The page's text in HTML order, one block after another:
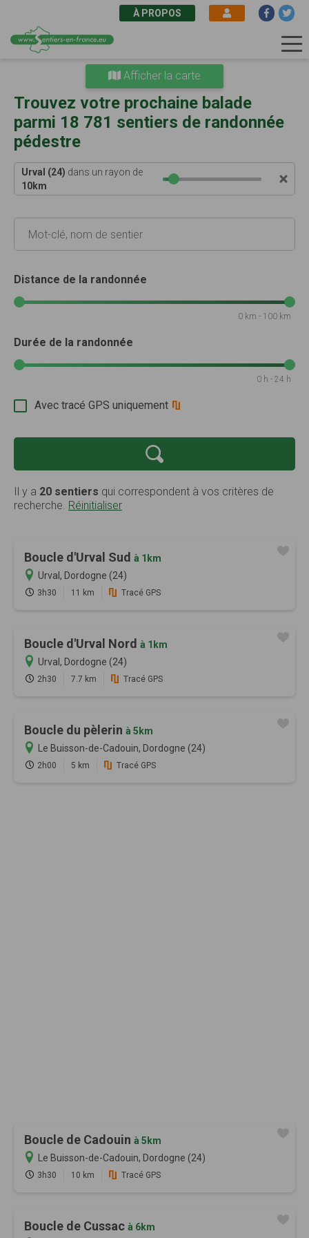
principal
À PROPOS
Trouvez votre prochaine balade
parmi 18 781 sentiers de randonnée
pédestre
Urval (24) dans un rayon de
10km
Distance de la randonnée
0 km - 100 km
Durée de la randonnée
0 h - 24 h
Avec tracé GPS uniquement
Il y a 20 sentiers qui correspondent à vos critères de
recherche. Réinitialiser
Boucle d'Urval Sud à 1km
Urval, Dordogne (24)
3h30 11 km Tracé GPS
Boucle d'Urval Nord à 1km
Urval, Dordogne (24)
2h30 7.7 km Tracé GPS
Boucle du pèlerin à 5km
Le Buisson-de-Cadouin, Dordogne (24)
2h00 5 km Tracé GPS
Boucle de Cadouin à 5km
Le Buisson-de-Cadouin, Dordogne (24)
3h30 10 km Tracé GPS
Boucle de Cussac à 6km
Afficher la carte